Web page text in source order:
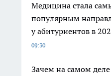
Медицина стала
популярным
у абитуриентов в
09:30
Зачем на самом